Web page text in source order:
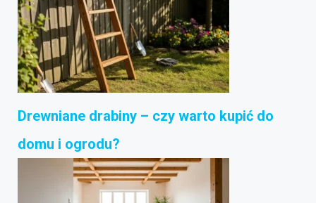
Drewniane drabiny – czy warto kupić do
domu i ogrodu?